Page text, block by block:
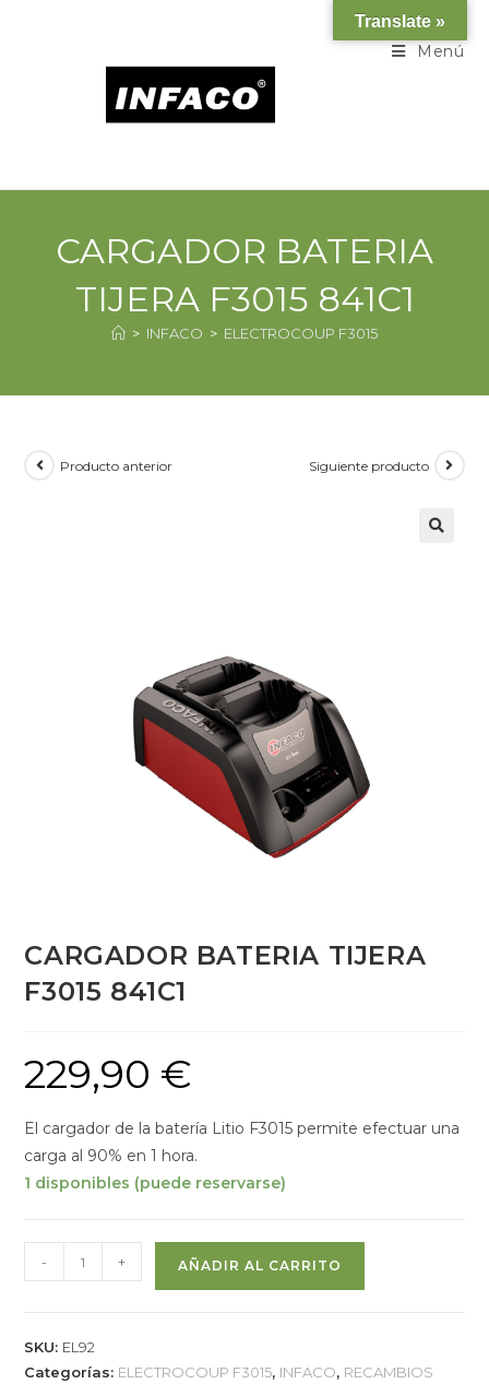
Menú
CARGADOR BATERIA
TIJERA F3015 841C1
> INFACO > ELECTROCOUP F3015
Producto anterior Siguiente producto
CARGADOR BATERIA TIJERA
F3015 841C1
229,90 €
El cargador de la batería Litio F3015 permite efectuar una
carga al 90% en 1 hora.
1 disponibles (puede reservarse)
- + AÑADIR AL CARRITO
SKU: EL92
Categorías: ELECTROCOUP F3015, INFACO, RECAMBIOS
Translate »